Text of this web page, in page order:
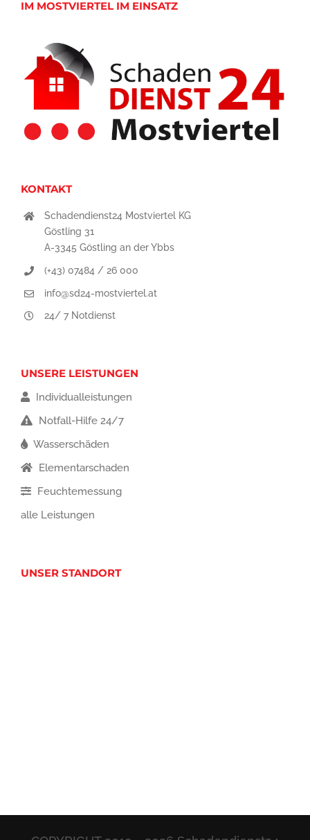
IM MOSTVIERTEL IM EINSATZ
KONTAKT
Schadendienst24 Mostviertel KG
Göstling 31
A-3345 Göstling an der Ybbs
(+43) 07484 / 26 000
info@sd24-mostviertel.at
24/ 7 Notdienst
UNSERE LEISTUNGEN
Individualleistungen
Notfall-Hilfe 24/7
Wasserschäden
Elementarschaden
Feuchtemessung
alle Leistungen
UNSER STANDORT